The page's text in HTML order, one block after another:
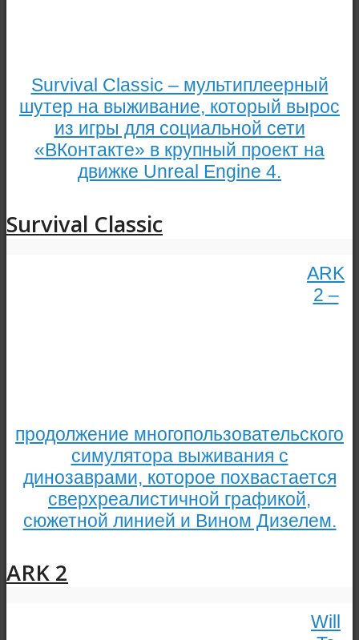
Survival Classic – мультиплеерный
шутер на выживание, который вырос
из игры для социальной сети
«ВКонтакте» в крупный проект на
движке Unreal Engine 4.
Survival Classic
ARK
2 –
продолжение многопользовательского
симулятора выживания с
динозаврами, которое похвастается
сверхреалистичной графикой,
сюжетной линией и Вином Дизелем.
ARK 2
Will